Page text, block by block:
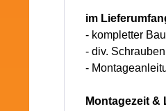
im
- kompletter
- div. Schrauben
-
Montagezeit &